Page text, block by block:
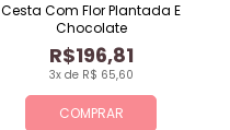
COMPRAR
3x de R$ 65,60
R$196,81
Cesta Com Flor Plantada E
Chocolate